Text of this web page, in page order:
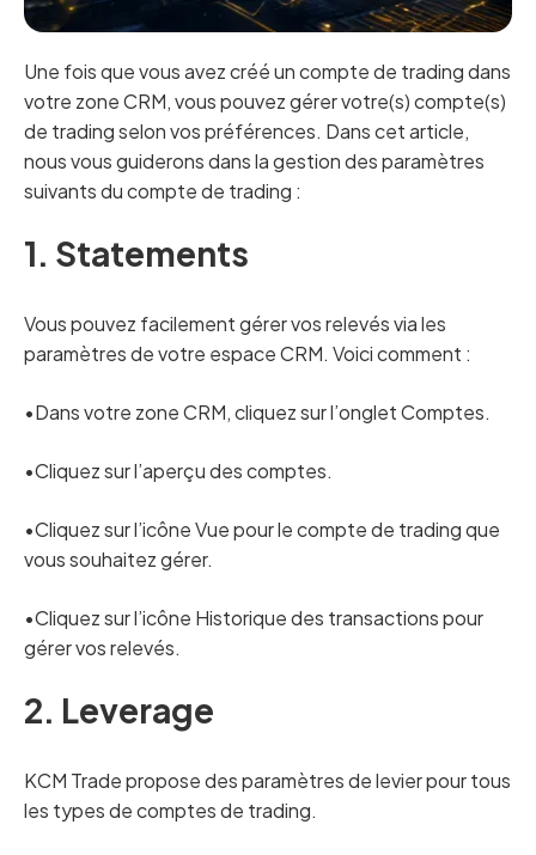
Une fois que vous avez créé un compte de trading dans
votre zone CRM, vous pouvez gérer votre(s) compte(s)
de trading selon vos préférences. Dans cet article,
nous vous guiderons dans la gestion des paramètres
suivants du compte de trading :
1. Statements
Vous pouvez facilement gérer vos relevés via les
paramètres de votre espace CRM. Voici comment :
•Dans votre zone CRM, cliquez sur l’onglet Comptes.
•Cliquez sur l’aperçu des comptes.
•Cliquez sur l’icône Vue pour le compte de trading que
vous souhaitez gérer.
•Cliquez sur l’icône Historique des transactions pour
gérer vos relevés.
2. Leverage
KCM Trade propose des paramètres de levier pour tous
les types de comptes de trading.